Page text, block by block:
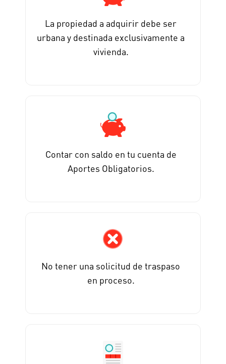
La propiedad a adquirir debe ser
urbana y destinada exclusivamente a
vivienda.
Contar con saldo en tu cuenta de
Aportes Obligatorios.
No tener una solicitud de traspaso
en proceso.